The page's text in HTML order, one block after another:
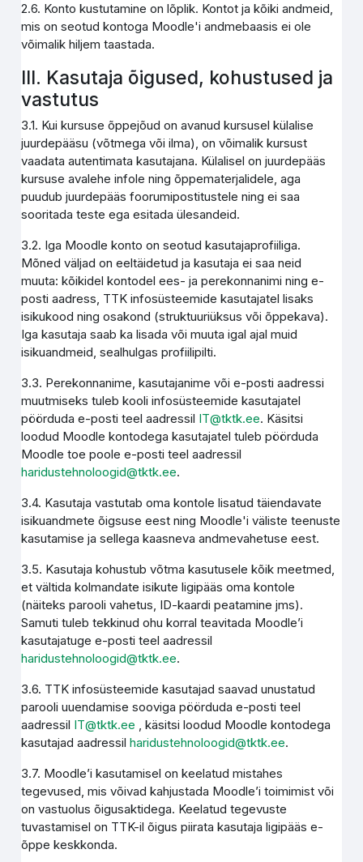
2.6. Konto kustutamine on lõplik. Kontot ja kõiki andmeid,
mis on seotud kontoga Moodle'i andmebaasis ei ole
võimalik hiljem taastada.
III. Kasutaja õigused, kohustused ja
vastutus
3.1. Kui kursuse õppejõud on avanud kursusel külalise
juurdepääsu (võtmega või ilma), on võimalik kursust
vaadata autentimata kasutajana. Külalisel on juurdepääs
kursuse avalehe infole ning õppematerjalidele, aga
puudub juurdepääs foorumipostitustele ning ei saa
sooritada teste ega esitada ülesandeid.
3.2. Iga Moodle konto on seotud kasutajaprofiiliga.
Mõned väljad on eeltäidetud ja kasutaja ei saa neid
muuta: kõikidel kontodel ees- ja perekonnanimi ning e-
posti aadress, TTK infosüsteemide kasutajatel lisaks
isikukood ning osakond (struktuuriüksus või õppekava).
Iga kasutaja saab ka lisada või muuta igal ajal muid
isikuandmeid, sealhulgas profiilipilti.
3.3. Perekonnanime, kasutajanime või e-posti aadressi
muutmiseks tuleb kooli infosüsteemide kasutajatel
pöörduda e-posti teel aadressil IT@tktk.ee. Käsitsi
loodud Moodle kontodega kasutajatel tuleb pöörduda
Moodle toe poole e-posti teel aadressil
haridustehnoloogid@tktk.ee.
3.4. Kasutaja vastutab oma kontole lisatud täiendavate
isikuandmete õigsuse eest ning Moodle'i väliste teenuste
kasutamise ja sellega kaasneva andmevahetuse eest.
3.5. Kasutaja kohustub võtma kasutusele kõik meetmed,
et vältida kolmandate isikute ligipääs oma kontole
(näiteks parooli vahetus, ID-kaardi peatamine jms).
Samuti tuleb tekkinud ohu korral teavitada Moodle’i
kasutajatuge e-posti teel aadressil
haridustehnoloogid@tktk.ee.
3.6. TTK infosüsteemide kasutajad saavad unustatud
parooli uuendamise sooviga pöörduda e-posti teel
aadressil IT@tktk.ee , käsitsi loodud Moodle kontodega
kasutajad aadressilharidustehnoloogid@tktk.ee.
3.7. Moodle’i kasutamisel on keelatud mistahes
tegevused, mis võivad kahjustada Moodle’i toimimist või
on vastuolus õigusaktidega. Keelatud tegevuste
tuvastamisel on TTK-il õigus piirata kasutaja ligipääs e-
õppe keskkonda.